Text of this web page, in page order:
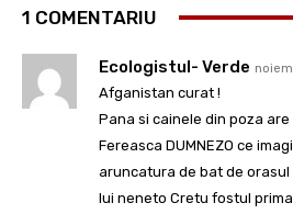
1 COMENTARIU
Ecologistul- Verde
Afganistan curat !
Pana si cainele din poza are
Fereasca DUMNEZO ce
aruncatura de bat de
lui neneto Cretu fostul primar